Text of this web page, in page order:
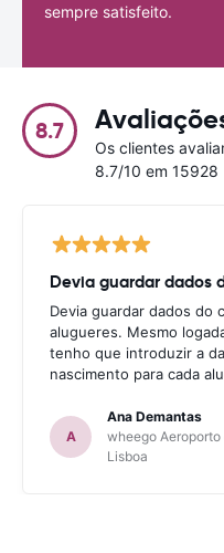
sempre satisfeito.
8.7
Os clientes
8.7/10 em 15928
Devia guardar dados
Devia guardar dados do
alugueres. Mesmo
tenho que introduzir a
nascimento para cada
A
Ana Demantas
wheego
Lisboa